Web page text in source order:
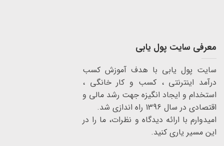
معرفی سایت پول یابی
سایت پول یابی با هدف آموزش کسب
درآمد اینترنتی ، کسب و کار خانگی ،
استخدام و ایجاد انگیزه جهت رشد مالی و
اقتصادی در سال 1396 راه اندازی شد.
امیدوارم با ارائه دیدگاه و نظرات، ما را در
این مسیر یاری کنید.